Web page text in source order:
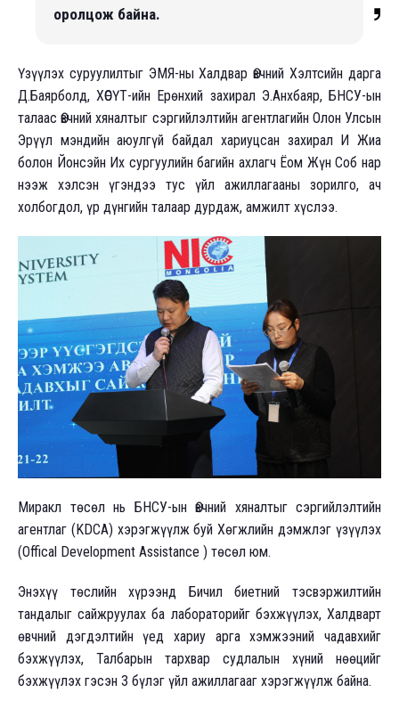
оролцож байна.
Үзүүлэх суруулилтыг ЭМЯ-ны Халдвар Өвчний Хэлтсийн дарга
Д.Баярболд, ХӨСҮТ-ийн Ерөнхий захирал Э.Анхбаяр, БНСУ-ын
талаас Өвчний хяналтыг сэргийлэлтийн агентлагийн Олон Улсын
Эрүүл мэндийн аюулгүй байдал хариуцсан захирал И Жиа
болон Йонсэйн Их сургуулийн багийн ахлагч Ёом Жүн Соб нар
нээж хэлсэн үгэндээ тус үйл ажиллагааны зорилго, ач
холбогдол, үр дүнгийн талаар дурдаж, амжилт хүслээ.
Миракл төсөл нь БНСУ-ын Өвчний хяналтыг сэргийлэлтийн
агентлаг (KDCA) хэрэгжүүлж буй Хөгжлийн дэмжлэг үзүүлэх
(Offical Development Assistance ) төсөл юм.
Энэхүү төслийн хүрээнд Бичил биетний тэсвэржилтийн
тандалыг сайжруулах ба лабораторийг бэхжүүлэх, Халдварт
өвчний дэгдэлтийн үед хариу арга хэмжээний чадавхийг
бэхжүүлэх, Талбарын тархвар судлалын хүний нөөцийг
бэхжүүлэх гэсэн 3 бүлэг үйл ажиллагааг хэрэгжүүлж байна.